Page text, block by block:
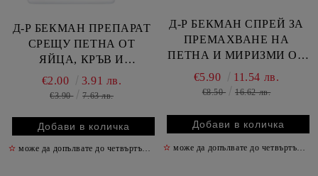
Д-Р БЕКМАН ПРЕПАРАТ
СРЕЩУ ПЕТНА ОТ
ЯЙЦА, КРЪВ И
СЛАДОЛЕД 50 МЛ
€2.00 3.91 лв.
€3.90 7.63 лв.
✫ може да допълвате до четвъртък включително ✫
Д-Р БЕКМАН СПРЕЙ ЗА
ПРЕМАХВАНЕ НА
ПЕТНА И МИРИЗМИ ОТ
ТЕКСТИЛ 500 МЛ
€5.90 11.54 лв.
€8.50 16.62 лв.
✫ може да допълвате до четвъртък включително